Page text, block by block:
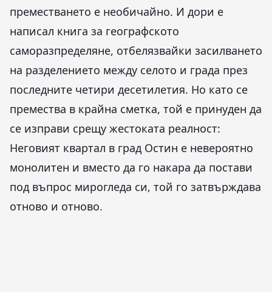
преместването е необичайно. И дори е
написал книга за географското
саморазпределяне, отбелязвайки засилването
на разделението между селото и града през
последните четири десетилетия. Но като се
премества в крайна сметка, той е принуден да
се изправи срещу жестоката реалност:
Неговият квартал в град Остин е невероятно
монолитен и вместо да го накара да постави
под въпрос мирогледа си, той го затвърждава
отново и отново.